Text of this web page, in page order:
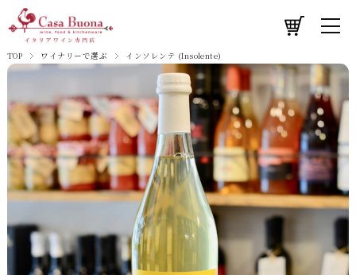
TOP ワイナリーで選ぶ インソレンテ (Insolente)